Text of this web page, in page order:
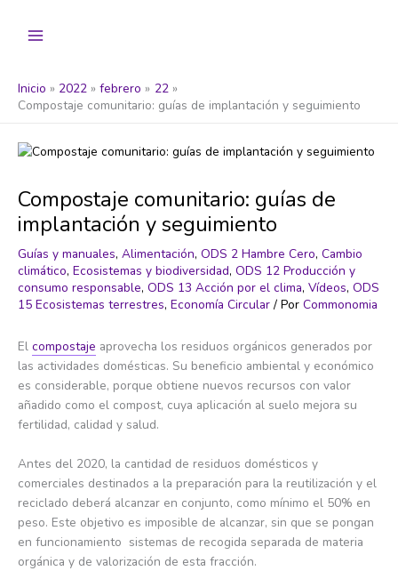
Inicio 2022 febrero
22
Compostaje comunitario: guías de implantación y seguimiento
Compostaje comunitario: guías de
implantación y seguimiento
Guías y manuales, Alimentación, ODS 2 Hambre Cero, Cambio
climático, Ecosistemas y biodiversidad, ODS 12 Producción y
consumo responsable, ODS 13 Acción por el clima, Vídeos, ODS
15 Ecosistemas terrestres, Economía Circular / Por Commonomia
El compostaje aprovecha los residuos orgánicos generados por
las actividades domésticas. Su beneficio ambiental y económico
es considerable, porque obtiene nuevos recursos con valor
añadido como el compost, cuya aplicación al suelo mejora su
fertilidad, calidad y salud.
Antes del 2020, la cantidad de residuos domésticos y
comerciales destinados a la preparación para la reutilización y el
reciclado deberá alcanzar en conjunto, como mínimo el 50% en
peso. Este objetivo es imposible de alcanzar, sin que se pongan
en funcionamiento sistemas de recogida separada de materia
orgánica y de valorización de esta fracción.